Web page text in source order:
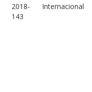
2018-
143
Internacional